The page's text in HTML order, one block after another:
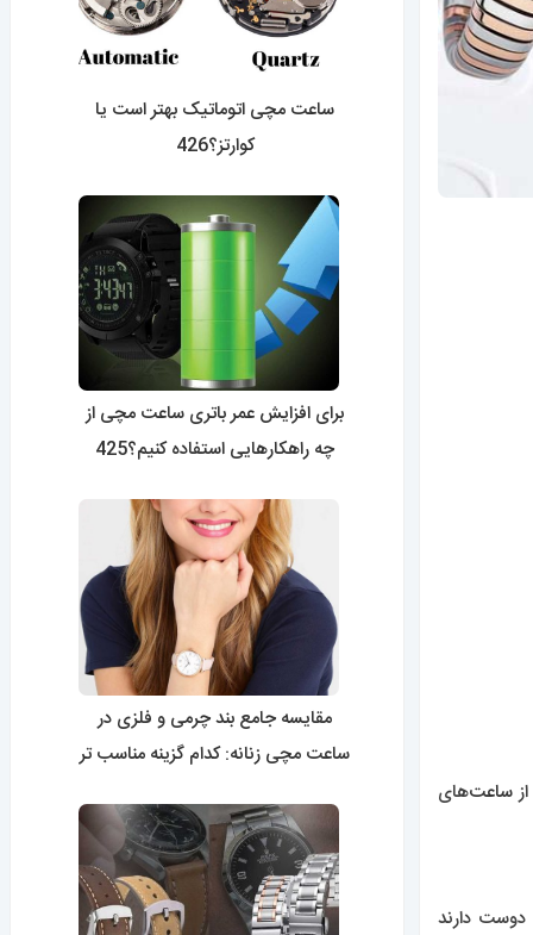
ساعت‌های
دوست دارند
ساعت مچی اتوماتیک بهتر است یا
کوارتز؟426
برای افزایش عمر باتری ساعت مچی از
چه راهکارهایی استفاده کنیم؟425
مقایسه جامع بند چرمی و فلزی در
ساعت مچی زنانه: کدام گزینه مناسب تر